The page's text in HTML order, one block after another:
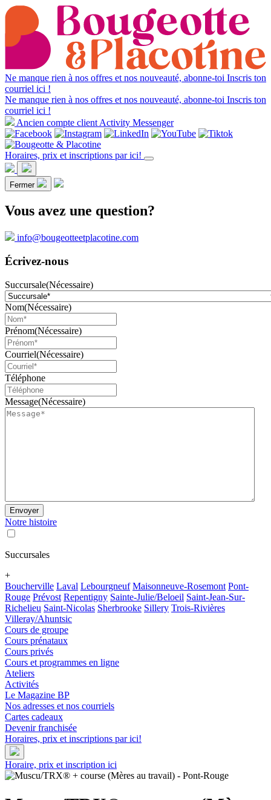
Ne manque rien à nos offres et nos nouveauté, abonne-toi Inscris ton
courriel ici !
Ne manque rien à nos offres et nos nouveauté, abonne-toi Inscris ton
courriel ici !
Ancien compte client Activity Messenger
Horaires, prix et inscriptions par ici!
Fermer
Vous avez une question?
info@bougeotteetplacotine.com
Écrivez-nous
Succursale(Nécessaire)
Nom(Nécessaire)
Prénom(Nécessaire)
Courriel(Nécessaire)
Téléphone
Message(Nécessaire)
Envoyer
Notre histoire
Succursales
+
Boucherville Laval Lebourgneuf Maisonneuve-Rosemont Pont-
Rouge Prévost Repentigny Sainte-Julie/Beloeil Saint-Jean-Sur-
Richelieu Saint-Nicolas Sherbrooke Sillery Trois-Rivières
Villeray/Ahuntsic
Cours de groupe
Cours prénataux
Cours privés
Cours et programmes en ligne
Ateliers
Activités
Le Magazine BP
Nos adresses et nos courriels
Cartes cadeaux
Devenir franchisée
Horaires, prix et inscriptions par ici!
Horaire, prix et inscription ici